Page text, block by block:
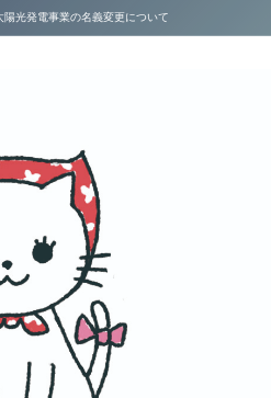
光発電事業の名義変更について